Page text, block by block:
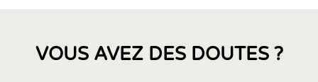
VOUS AVEZ DES DOUTES ?